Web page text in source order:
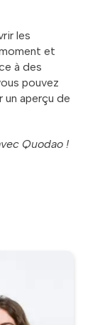
les
et
à des
pouvez
un aperçu de
Quodao !